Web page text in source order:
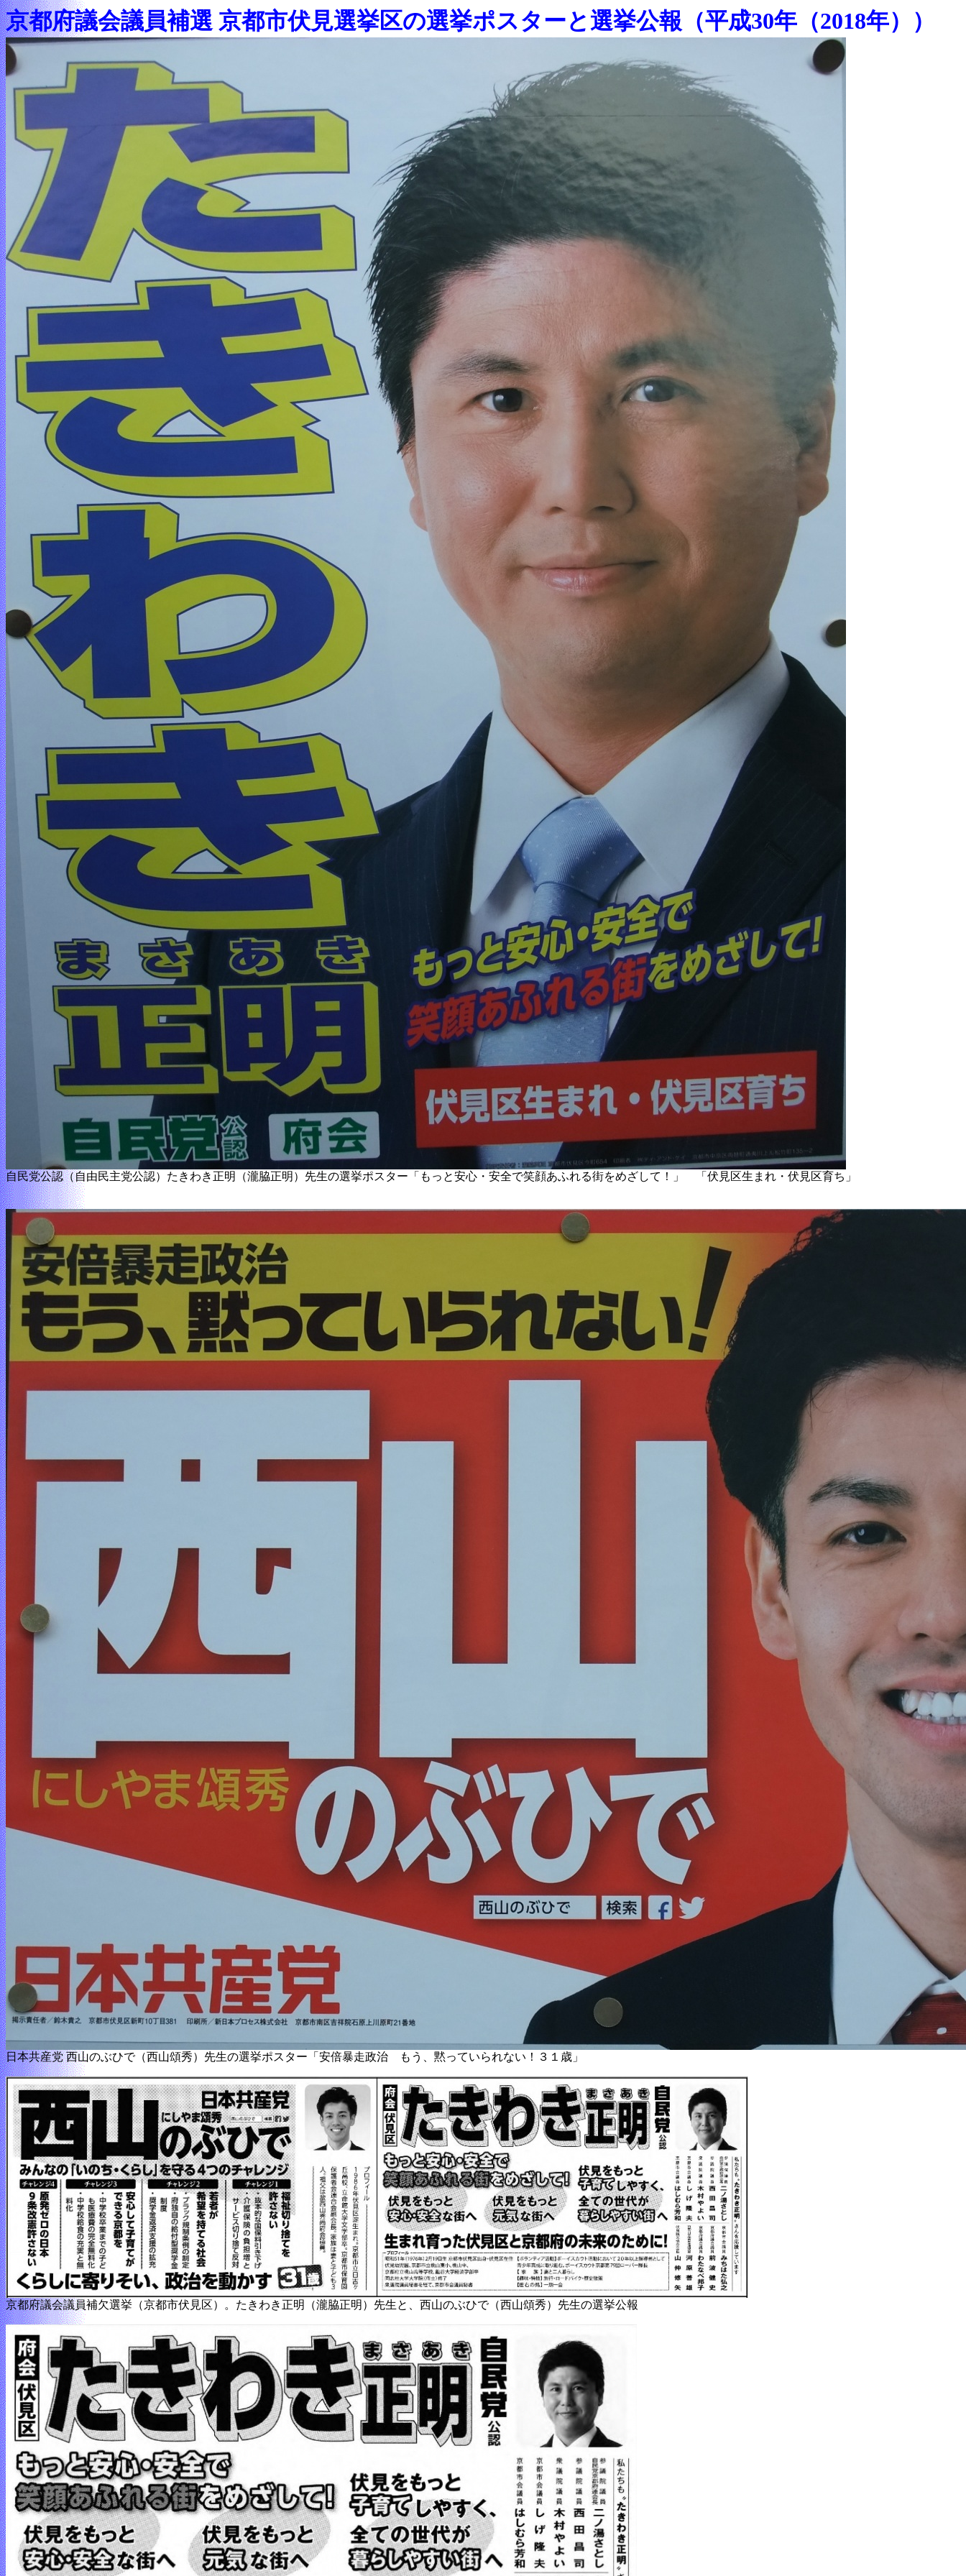
京都府議会議員補選 京都市伏見選挙区の選挙ポスターと選挙公報（平成30年（2018年））
自民党公認（自由民主党公認）たきわき正明（瀧脇正明）先生の選挙ポスター「もっと安心・安全で笑顔あふれる街をめざして！」 「伏見区生まれ・伏見区育ち」
日本共産党 西山のぶひで（西山頌秀）先生の選挙ポスター「安倍暴走政治 もう、黙っていられない！３１歳」
京都府議会議員補欠選挙（京都市伏見区）。たきわき正明（瀧脇正明）先生と、西山のぶひで（西山頌秀）先生の選挙公報